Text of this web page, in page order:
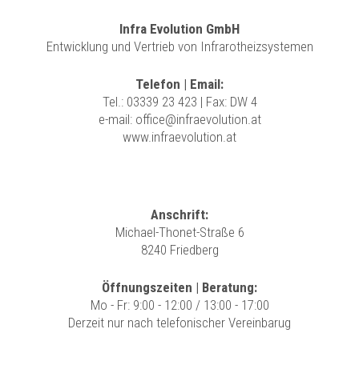
Infra Evolution GmbH
Entwicklung und Vertrieb von Infrarotheizsystemen
Telefon | Email:
Tel.: 03339 23 423 | Fax: DW 4
e-mail: office@infraevolution.at
www.infraevolution.at
Anschrift:
Michael-Thonet-Straße 6
8240 Friedberg
Öffnungszeiten | Beratung:
Mo - Fr: 9:00 - 12:00 / 13:00 - 17:00
Derzeit nur nach telefonischer Vereinbarug